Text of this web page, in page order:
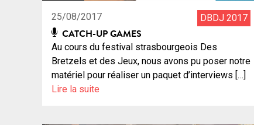
25/08/2017 DBDJ 2017
CATCH-UP GAMES
Au cours du festival strasbourgeois Des
Bretzels et des Jeux, nous avons pu poser notre
matériel pour réaliser un paquet d’interviews […]
Lire la suite